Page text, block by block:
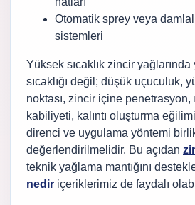
Otomatik sprey veya
sistemleri
Yüksek sıcaklık zincir
sıcaklığı değil; düşük uçuculuk,
noktası, zincir içine penetrasyon,
kabiliyeti, kalıntı oluşturma
direnci ve uygulama yöntemi
değerlendirilmelidir. Bu açıdan
teknik yağlama mantığını
nedir içeriklerimiz de faydalı